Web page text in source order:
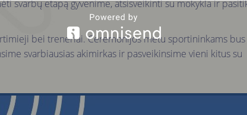
svarbų etapą gyvenime, atsisveikinti su mokykla ir
bei treneriai. Ceremonijos metu sportininkams bus
svarbiausias akimirkas ir pasveikinsime vieni kitus su